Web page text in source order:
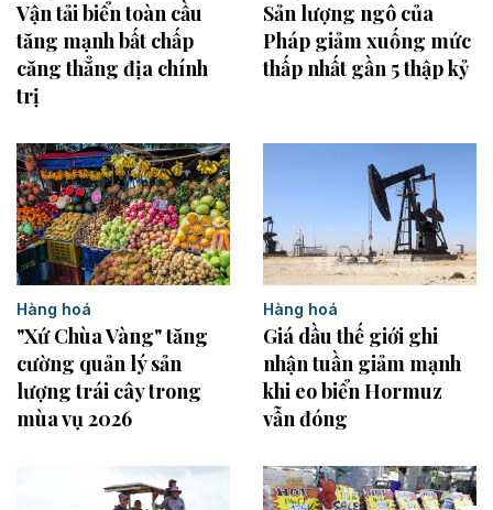
Vận tải biển toàn cầu
tăng mạnh bất chấp
căng thẳng địa chính
trị
Sản lượng ngô của
Pháp giảm xuống mức
thấp nhất gần 5 thập kỷ
Hàng hoá
"Xứ Chùa Vàng" tăng
cường quản lý sản
lượng trái cây trong
mùa vụ 2026
Hàng hoá
Giá dầu thế giới ghi
nhận tuần giảm mạnh
khi eo biển Hormuz
vẫn đóng